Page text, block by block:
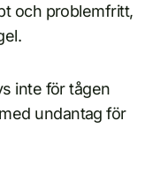
och problemfritt,
inte för tågen
undantag för